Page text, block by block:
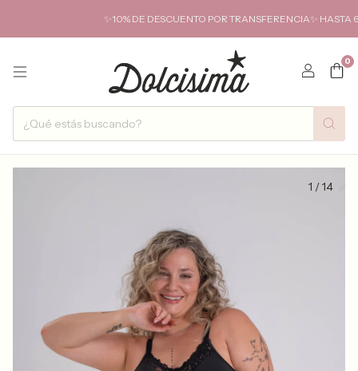
✨10% DE DESCUENTO POR TRANSFERENCIA✨ HASTA 6
0
1 /14